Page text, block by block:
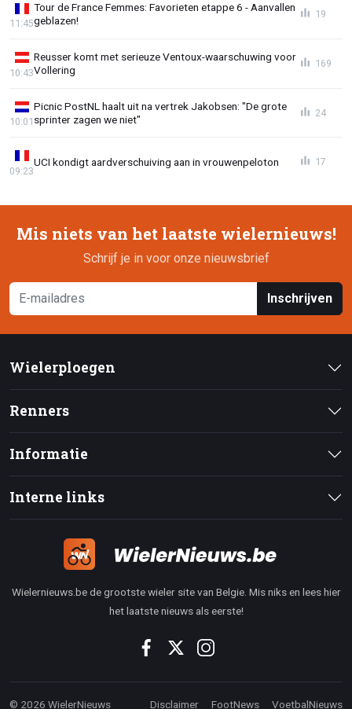
Tour de France Femmes: Favorieten etappe 6 - Aanvallen
geblazen!
11:45
19
Reusser komt met serieuze Ventoux-waarschuwing voor
Vollering
10:43
169
Picnic PostNL haalt uit na vertrek Jakobsen: "De grote
sprinter zagen we niet"
10:01
24
UCI kondigt aardverschuiving aan in vrouwenpeloton
09:23
17
Mis niets van het laatste wielernieuws!
Schrijf je in voor onze nieuwsbrief
Inschrijven
Wielerploegen
Renners
Informatie
Interne links
Wielernieuws.be de grootste wieler site van Belgie. Mis niks en lees hier
het laatste nieuws als eerste!
© 2026 WielerNieuws Disclaimer FootNews VoetbalNieuws